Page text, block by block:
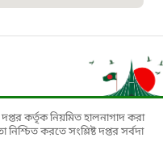
হটলাইন
কর্তৃক নিয়মিত হালনাগাদ করা
নিশ্চিত করতে সংশ্লিষ্ট দপ্তর সর্বদা